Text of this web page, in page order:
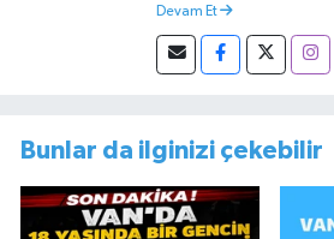
başlamıştır.
görevi dönüşü Van
görevini yürütürken
tercih etmiştir.
Devam Et
Bunlar da ilginizi çekebilir